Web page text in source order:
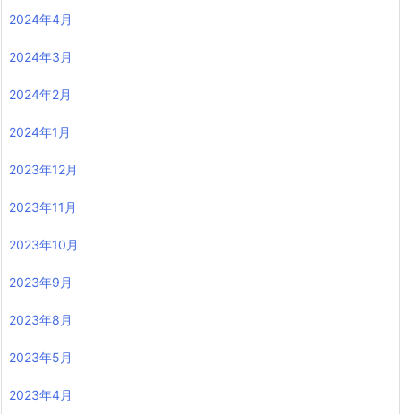
2024年4月
2024年3月
2024年2月
2024年1月
2023年12月
2023年11月
2023年10月
2023年9月
2023年8月
2023年5月
2023年4月